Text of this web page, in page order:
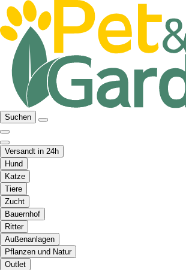
Suchen
Versandt in 24h
Hund
Katze
Tiere
Zucht
Bauernhof
Ritter
Außenanlagen
Pflanzen und Natur
Outlet